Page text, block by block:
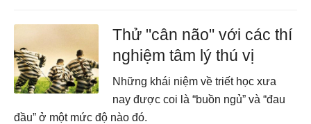
Thử "cân não" với các thí
nghiệm tâm lý thú vị
Những khái niệm về triết học xưa
nay được coi là “buồn ngủ” và “đau
đầu” ở một mức độ nào đó.